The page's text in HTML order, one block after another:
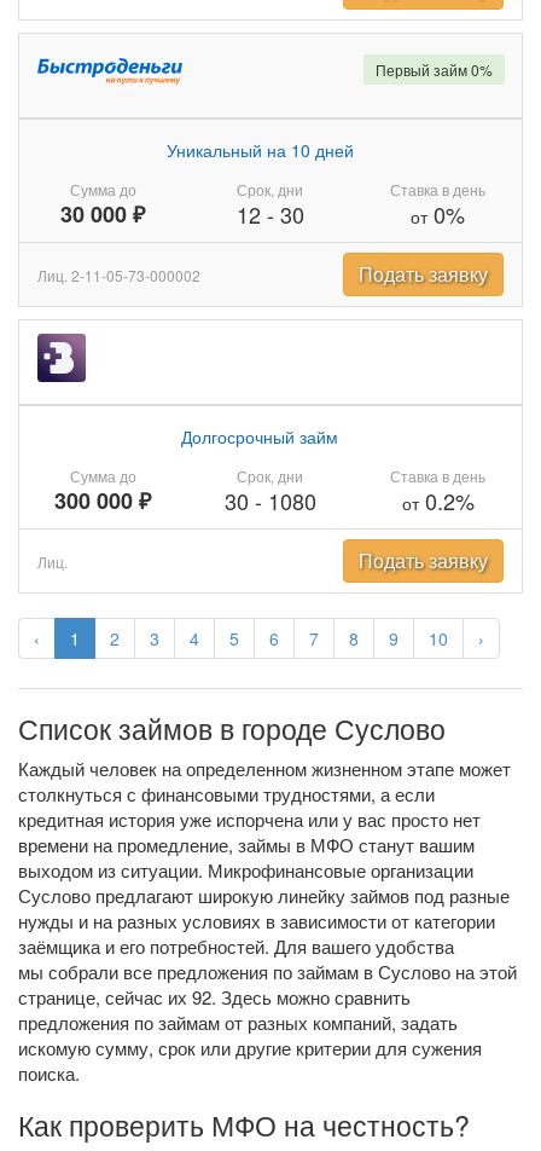
‹ 1 2 3 4 5 6 7 8 9 10 ›
Сумма до
30 000 ₽
Уникальный на 10 дней
Срок, дни
12- 30
Ставка в день
от0%
Первый займ 0%
Лиц. 2-11-05-73-000002 Подать заявку
Сумма до
300 000 ₽
Долгосрочный займ
Срок, дни
30 - 1080
Ставка в день
от0.2%
Лиц. Подать заявку
Список займов в городе Суслово
Каждый человек на определенном жизненном этапе может
столкнуться с финансовыми трудностями, а если
кредитная история уже испорчена или у вас просто нет
времени на промедление, займы в МФО станут вашим
выходом из ситуации. Микрофинансовые организации
Суслово предлагают широкую линейку займов под разные
нужды и на разных условиях в зависимости от категории
заёмщика и его потребностей. Для вашего удобства
мы собрали все предложения по займам в Суслово на этой
странице, сейчас их 92. Здесь можно сравнить
предложения по займам от разных компаний, задать
искомую сумму, срок или другие критерии для сужения
поиска.
Как проверить МФО на честность?